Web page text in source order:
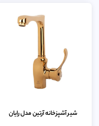
شیر آشپزخانه آرتین مدل رایان